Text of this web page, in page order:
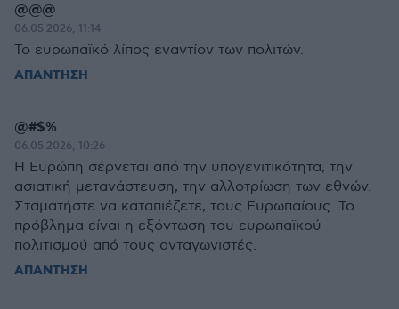
@@@
06.05.2026, 11:14
Το ευρωπαϊκό λίπος εναντίον των πολιτών.
ΑΠΑΝΤΗΣΗ
@#$%
06.05.2026, 10:26
Η Ευρώπη σέρνεται από την υπογενιτικότητα, την
ασιατική μετανάστευση, την αλλοτρίωση των εθνών.
Σταματήστε να καταπιέζετε, τους Ευρωπαίους. Το
πρόβλημα είναι η εξόντωση του ευρωπαϊκού
πολιτισμού από τους ανταγωνιστές.
ΑΠΑΝΤΗΣΗ